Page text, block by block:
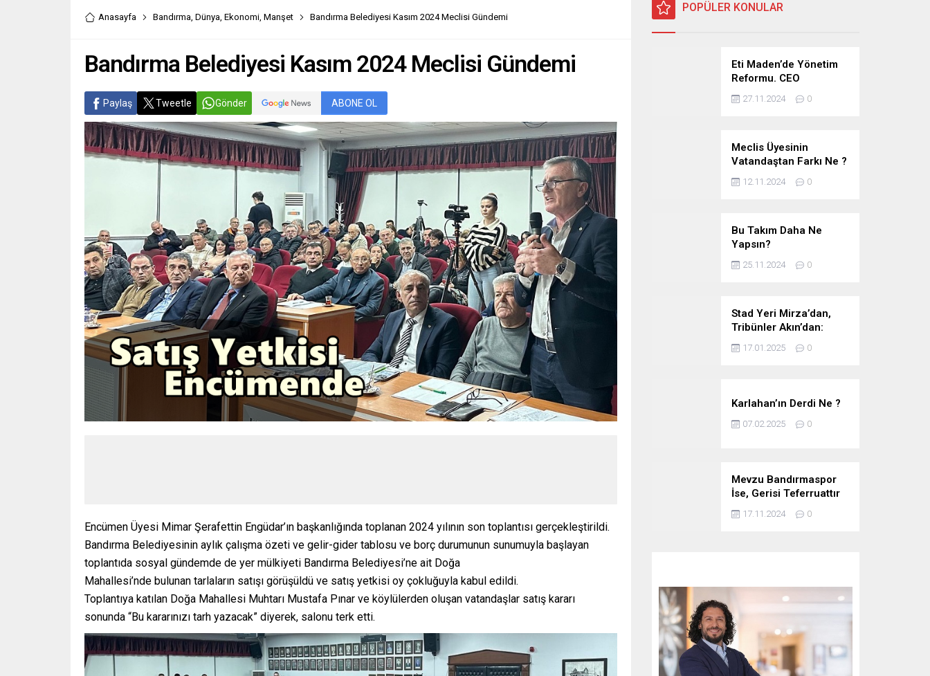
Anasayfa Bandırma, Dünya, Ekonomi, Manşet Bandırma Belediyesi Kasım 2024 Meclisi Gündemi
Bandırma Belediyesi Kasım 2024 Meclisi Gündemi
Paylaş Tweetle Gönder ABONE OL
Encümen Üyesi Mimar Şerafettin Engüdar’ın başkanlığında toplanan 2024 yılının son toplantısı gerçekleştirildi.
Bandırma Belediyesinin aylık çalışma özeti ve gelir-gider tablosu ve borç durumunun sunumuyla başlayan
toplantıda sosyal gündemde de yer mülkiyeti Bandırma Belediyesi’ne ait Doğa
Mahallesi’nde bulunan tarlaların satışı görüşüldü ve satış yetkisi oy çokluğuyla kabul edildi.
Toplantıya katılan Doğa Mahallesi Muhtarı Mustafa Pınar ve köylülerden oluşan vatandaşlar satış kararı
sonunda “Bu kararınızı tarh yazacak” diyerek, salonu terk etti.
POPÜLER KONULAR
Eti Maden’de Yönetim
Reformu. CEO
Modeli’nde Kadro /
Taşeron İşçilik Ayrımı
27.11.2024 0
Meclis Üyesinin
Vatandaştan Farkı Ne ?
12.11.2024 0
Bu Takım Daha Ne
Yapsın?
25.11.2024 0
Stad Yeri Mirza’dan,
Tribünler Akın’dan:
Geriye Bakanlık Kaldı.
17.01.2025 0
Karlahan’ın Derdi Ne ?
07.02.2025 0
Mevzu Bandırmaspor
İse, Gerisi Teferruattır
17.11.2024 0